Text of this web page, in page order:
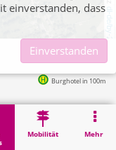
dl-de/by-2-0
Mobilität Mehr
Burghotel in 100m
Haus
einverstanden, dass
Einverstanden